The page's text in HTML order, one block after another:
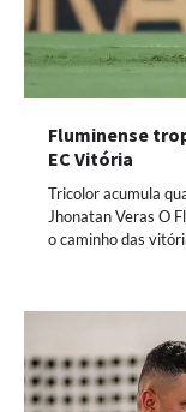
Fluminense
EC Vitória
Tricolor acumula
Jhonatan Veras O
o caminho das